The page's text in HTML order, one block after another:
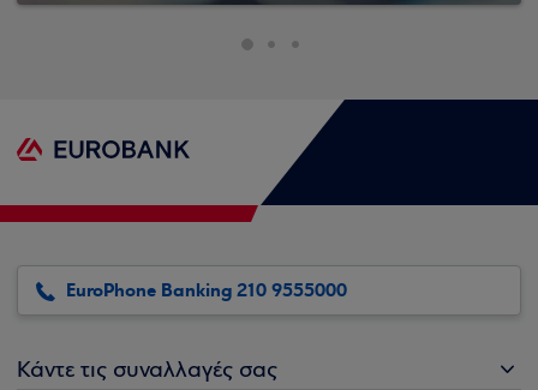
EuroPhone Banking 210 9555000
Κάντε τις συναλλαγές σας